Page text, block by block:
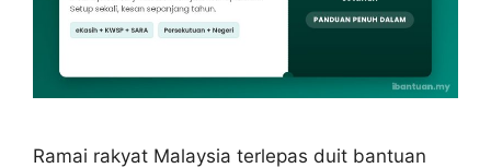
Ramai rakyat Malaysia terlepas duit bantuan